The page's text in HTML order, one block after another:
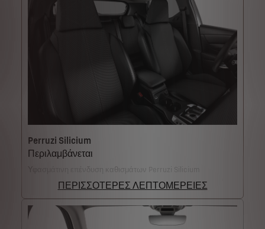
Perruzi Silicium
Περιλαμβάνεται
ΠΕΡΙΣΣΟΤΕΡΕΣ ΛΕΠΤΟΜΕΡΕΙΕΣ